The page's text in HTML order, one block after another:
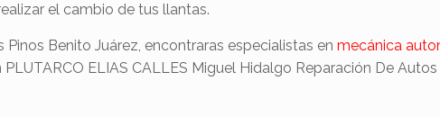
el cambio de tus llantas.
Benito Juárez, encontraras especialistas en mecánica
ELIAS CALLES Miguel Hidalgo Reparación De Autos